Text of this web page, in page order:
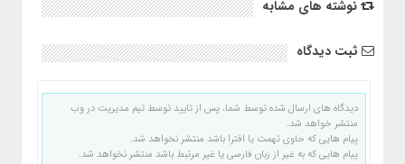
نوشته های مشابه
ثبت دیدگاه
دیدگاه های ارسال شده توسط شما، پس از تایید توسط تیم مدیریت در وب
منتشر خواهد شد.
پیام هایی که حاوی تهمت یا افترا باشد منتشر نخواهد شد.
پیام هایی که به غیر از زبان فارسی یا غیر مرتبط باشد منتشر نخواهد شد.